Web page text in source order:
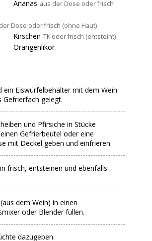
Ananas aus der Dose oder frisch
Dose oder frisch (ohne Haut)
Kirschen TK oder frisch (entsteint)
Orangenlikör
ein Eiswürfelbehälter mit dem Wein
Gefrierfach gelegt.
und Pfirsiche in Stücke
Gefrierbeutel oder eine
mit Deckel geben und einfrieren.
frisch, entsteinen und ebenfalls
dem Wein) in einen
oder Blender füllen.
dazugeben.